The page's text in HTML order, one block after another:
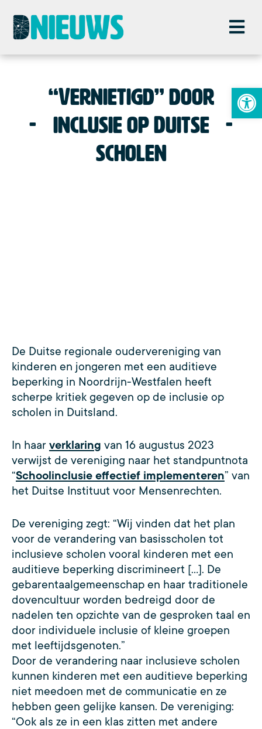
“Vernietigd” door
inclusie op Duitse
scholen
De Duitse regionale oudervereniging van
kinderen en jongeren met een auditieve
beperking in Noordrijn-Westfalen heeft
scherpe kritiek gegeven op de inclusie op
scholen in Duitsland.
In haar verklaring van 16 augustus 2023
verwijst de vereniging naar het standpuntnota
“Schoolinclusie effectief implementeren” van
het Duitse Instituut voor Mensenrechten.
De vereniging zegt: “Wij vinden dat het plan
voor de verandering van basisscholen tot
inclusieve scholen vooral kinderen met een
auditieve beperking discrimineert […]. De
gebarentaalgemeenschap en haar traditionele
dovencultuur worden bedreigd door de
nadelen ten opzichte van de gesproken taal en
door individuele inclusie of kleine groepen
met leeftijdsgenoten.”
Door de verandering naar inclusieve scholen
kunnen kinderen met een auditieve beperking
niet meedoen met de communicatie en ze
hebben geen gelijke kansen. De vereniging:
“Ook als ze in een klas zitten met andere